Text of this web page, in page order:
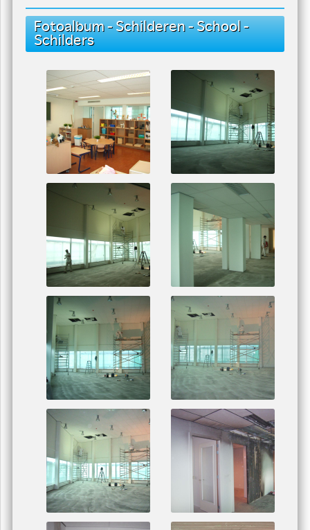
03:15
Spack spuiten.
Fotoalbum - Schilderen - School -
Schilders